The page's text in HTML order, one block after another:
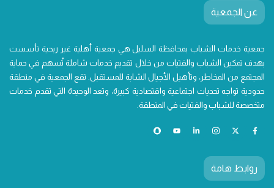
عن الجمعية
جمعية خدمات الشباب بمحافظة السليل هي جمعية أهلية غير ربحية تأسست
بهدف تمكين الشباب والفتيات من خلال تقديم خدمات شاملة تُسهم في حماية
المجتمع من المخاطر، وتأهيل الأجيال الشابة للمستقبل. تقع الجمعية في منطقة
حدودية تواجه تحديات اجتماعية واقتصادية كبيرة، وتعد الوحيدة التي تقدم خدمات
متخصصة للشباب والفتيات في المنطقة.
روابط هامة